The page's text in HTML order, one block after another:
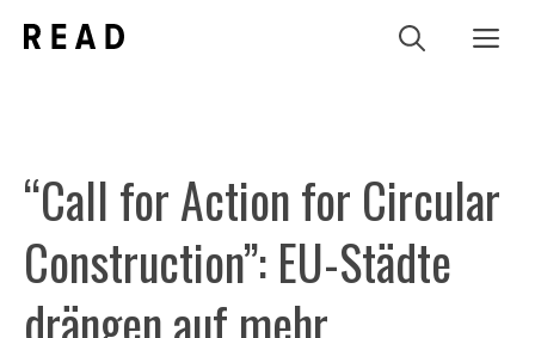
Inhalt
“Call for Action for Circular
Construction”: EU-Städte
drängen auf mehr